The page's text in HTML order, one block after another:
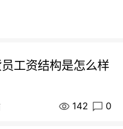
工资结构是怎么样
142 0